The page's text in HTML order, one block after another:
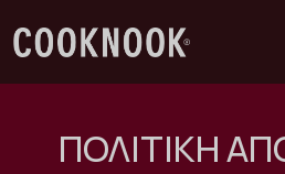
ΠΟΛΙΤΙΚΗ